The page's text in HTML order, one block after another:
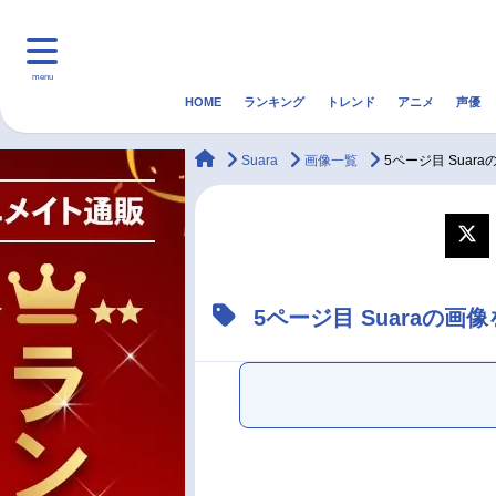
menu
マンガ・ラノベ 音楽
アニメ記事一覧
声優記事一覧
HOME ランキング トレンド アニメ 声優
animateTimes
Suara 画像一覧 5ページ目 Suara
5ページ目 Suaraの画像